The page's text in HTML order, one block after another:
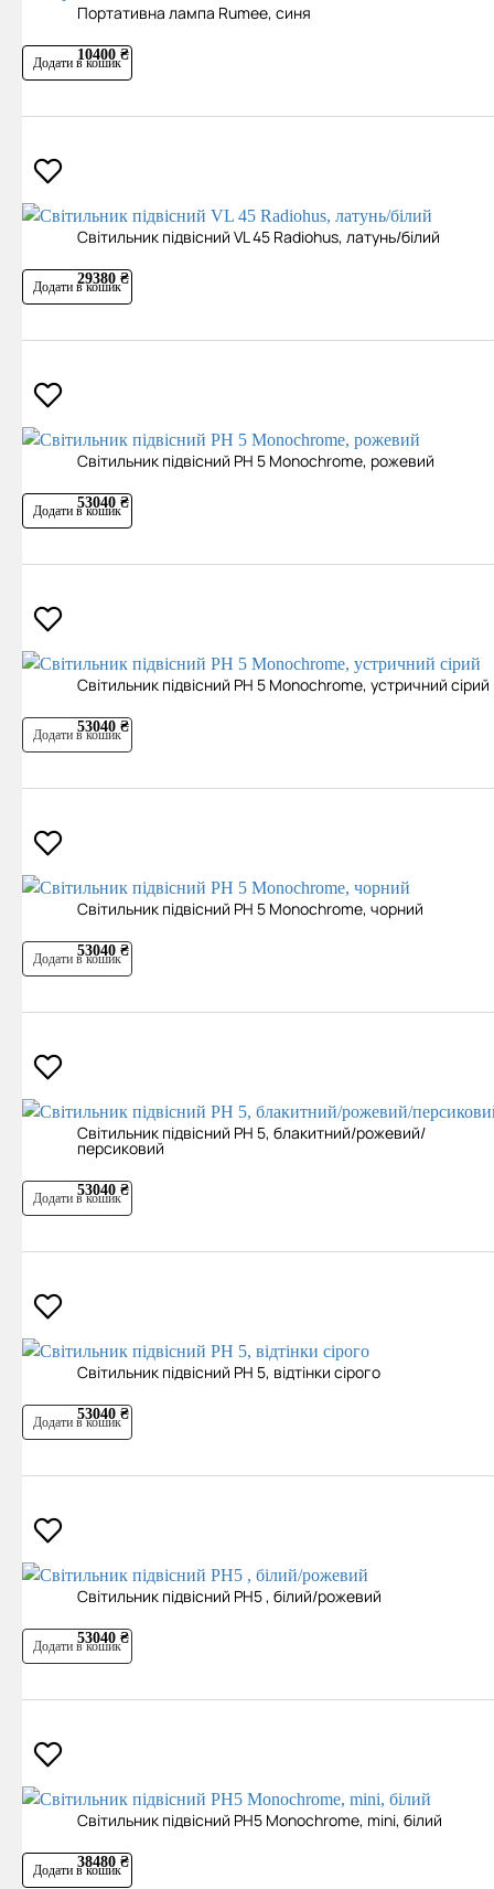
Портативна лампа Rumee, синя
10400 ₴
Додати в кошик
Світильник підвісний VL 45 Radiohus, латунь/білий
29380 ₴
Додати в кошик
Світильник підвісний PH 5 Monochrome, рожевий
53040 ₴
Додати в кошик
Світильник підвісний PH 5 Monochrome, устричний сірий
53040 ₴
Додати в кошик
Світильник підвісний PH 5 Monochrome, чорний
53040 ₴
Додати в кошик
Світильник підвісний PH 5, блакитний/рожевий/
персиковий
53040 ₴
Додати в кошик
Світильник підвісний PH 5, відтінки сірого
53040 ₴
Додати в кошик
Світильник підвісний PH5 , білий/рожевий
53040 ₴
Додати в кошик
Світильник підвісний PH5 Monochrome, mini, білий
38480 ₴
Додати в кошик